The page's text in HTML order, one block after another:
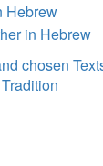
Hebrew
in Hebrew
chosen